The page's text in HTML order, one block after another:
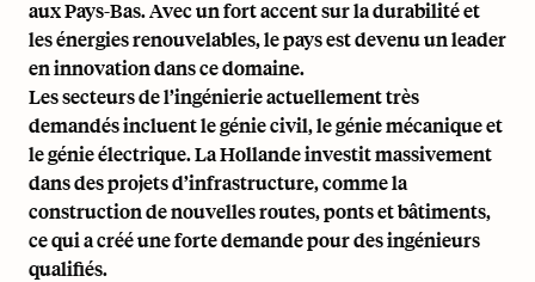
aux Pays-Bas. Avec un fort accent sur la durabilité et
les énergies renouvelables, le pays est devenu un leader
en innovation dans ce domaine.
Les secteurs de l’ingénierie actuellement très
demandés incluent le génie civil, le génie mécanique et
le génie électrique. La Hollande investit massivement
dans des projets d’infrastructure, comme la
construction de nouvelles routes, ponts et bâtiments,
ce qui a créé une forte demande pour des ingénieurs
qualifiés.